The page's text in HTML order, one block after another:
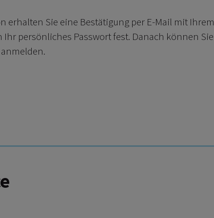
erhalten Sie eine Bestätigung per E-Mail mit Ihrem
persönliches Passwort fest. Danach können Sie